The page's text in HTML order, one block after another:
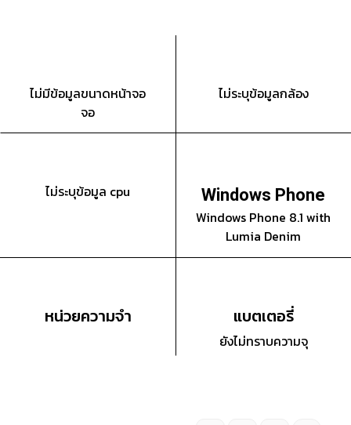
ไม่มีข้อมูลขนาดหน้าจอ
จอ
ไม่ระบุข้อมูลกล้อง
ไม่ระบุข้อมูล cpu Windows Phone
Windows Phone 8.1 with
Lumia Denim
หน่วยความจำ แบตเตอรี่
ยังไม่ทราบความจุ